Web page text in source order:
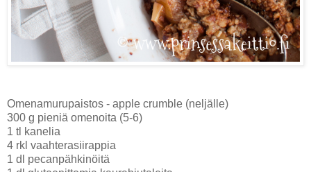
Omenamurupaistos - apple crumble (neljälle)
300 g pieniä omenoita (5-6)
1 tl kanelia
4 rkl vaahterasiirappia
1 dl pecanpähkinöitä